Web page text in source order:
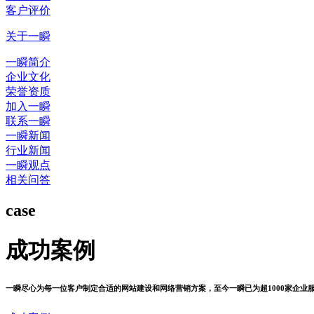
客户评价
关于一瞬
一瞬简介
企业文化
荣誉资质
加入一瞬
联系一瞬
一瞬新闻
行业新闻
一瞬观点
相关问答
case
成功案例
一瞬尽心为每一位客户制定合适的网站建设和网络营销方案，至今一瞬已为超1000家企业